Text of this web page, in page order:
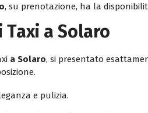
, su prenotazione, ha la
Taxi a Solaro
a Solaro, si presentato
e pulizia.